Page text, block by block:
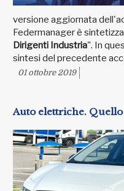
versione aggiornata
Federmanager è
Dirigenti Industria". In
sintesi del precedente
01 ottobre 2019
Auto elettriche.